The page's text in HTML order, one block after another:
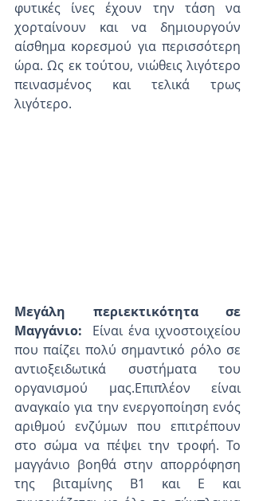
φυτικές ίνες έχουν την τάση να
χορταίνουν και να δημιουργούν
αίσθημα κορεσμού για περισσότερη
ώρα. Ως εκ τούτου, νιώθεις λιγότερο
πεινασμένος και τελικά τρως
λιγότερο.
Μεγάλη περιεκτικότητα σε
Μαγγάνιο:
  Είναι ένα ιχνοστοιχείου
που παίζει πολύ σημαντικό ρόλο σε
αντιοξειδωτικά συστήματα του
οργανισμού μας.Επιπλέον είναι
αναγκαίο για την ενεργοποίηση ενός
αριθμού ενζύμων που επιτρέπουν
στο σώμα να πέψει την τροφή. Το
μαγγάνιο βοηθά στην απορρόφηση
της βιταμίνης Β1 και Ε και